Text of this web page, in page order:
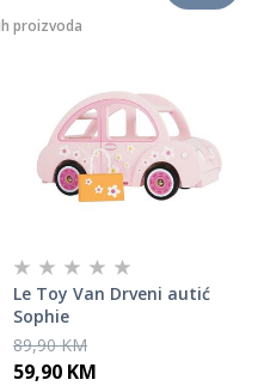
proizvoda
Le Toy Van Drveni autić
Sophie
89,90 KM
59,90 KM